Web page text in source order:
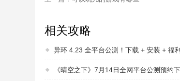
相关攻略